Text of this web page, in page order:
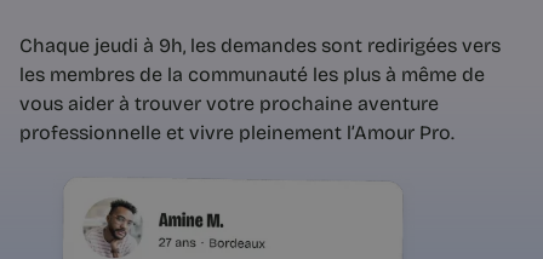
Chaque jeudi à 9h, les demandes sont redirigées vers
les membres de la communauté les plus à même de
vous aider à trouver votre prochaine aventure
professionnelle et vivre pleinement l’Amour Pro.